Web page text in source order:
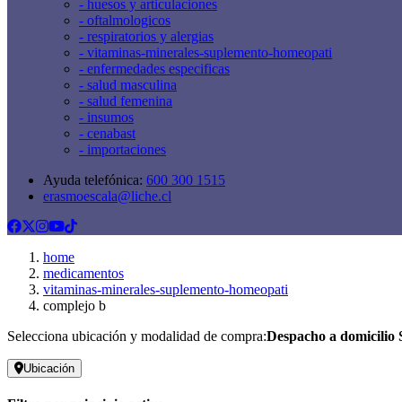
- huesos y articulaciones
- oftalmologicos
- respiratorios y alergias
- vitaminas-minerales-suplemento-homeopati
- enfermedades especificas
- salud masculina
- salud femenina
- insumos
- cenabast
- importaciones
Ayuda telefónica: 600 300 1515
erasmoescala@liche.cl
home
medicamentos
vitaminas-minerales-suplemento-homeopati
complejo b
Selecciona ubicación y modalidad de compra:Despacho a domicilio
Ubicación